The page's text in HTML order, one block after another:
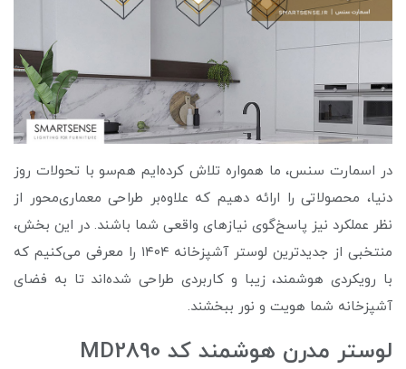
در اسمارت سنس، ما همواره تلاش کرده‌ایم هم‌سو با تحولات روز
دنیا، محصولاتی را ارائه دهیم که علاوه‌بر طراحی معماری‌محور از
نظر عملکرد نیز پاسخ‌گوی نیازهای واقعی شما باشند. در این بخش،
منتخبی از جدیدترین لوستر آشپزخانه ۱۴۰۴ را معرفی می‌کنیم که
با رویکردی هوشمند، زیبا و کاربردی طراحی شده‌اند تا به فضای
آشپزخانه‌ شما هویت و نور ببخشند.
لوستر مدرن هوشمند کد MD2890